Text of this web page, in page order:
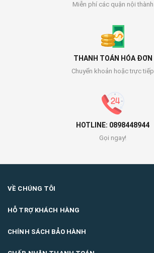
Miễn phí các quận nội thành
THANH TOÁN HÓA ĐƠN
Chuyển khoản hoặc trực tiếp
HOTLINE: 0898448944
Gọi ngay!
VỀ CHÚNG TÔI
HỖ TRỢ KHÁCH HÀNG
CHÍNH SÁCH BẢO HÀNH